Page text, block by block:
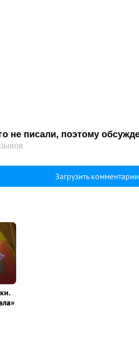
не писали, поэтому
Загрузить комментарии